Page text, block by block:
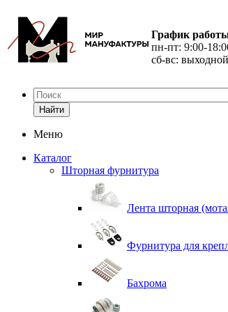
График
пн-пт: 9:00-
сб-вс: выходной
Найти
Меню
Каталог
Шторная фурнитура
Лента шторная
Фурнитура для
Бахрома